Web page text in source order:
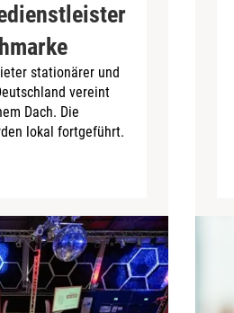
stationärer und
vereint
Dach. Die
lokal fortgeführt.